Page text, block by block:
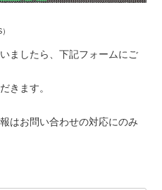
ましたら、下記フォームにご
きます。
はお問い合わせの対応にのみ